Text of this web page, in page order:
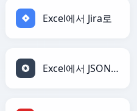
Excel에서 Jira로
Excel에서 JSON로